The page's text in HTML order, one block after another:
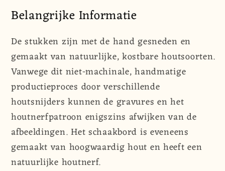
Belangrijke Informatie
De stukken zijn met de hand gesneden en
gemaakt van natuurlijke, kostbare houtsoorten.
Vanwege dit niet-machinale, handmatige
productieproces door verschillende
houtsnijders kunnen de gravures en het
houtnerfpatroon enigszins afwijken van de
afbeeldingen. Het schaakbord is eveneens
gemaakt van hoogwaardig hout en heeft een
natuurlijke houtnerf.